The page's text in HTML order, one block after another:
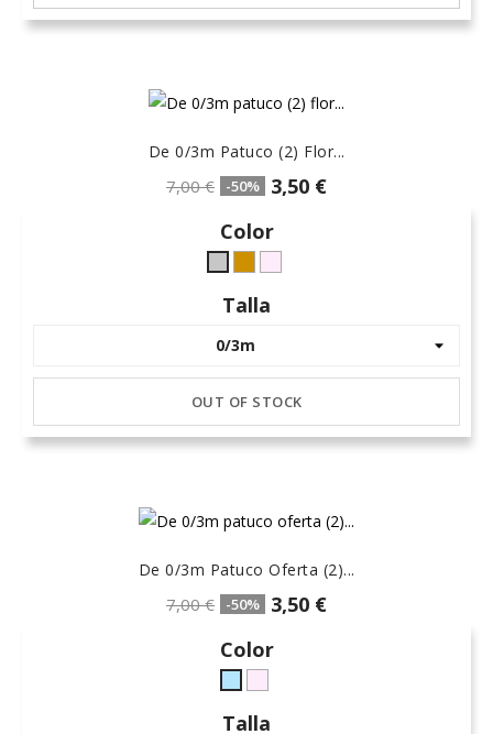
De 0/3m Patuco (2) Flor...
7,00 € -50%
3,50 €
Color
Gris
L-
Camel-
6
rosa-
Talla
OUT OF STOCK
De 0/3m Patuco Oferta (2)...
7,00 € -50%
3,50 €
Color
celeste-
hielo
Talla